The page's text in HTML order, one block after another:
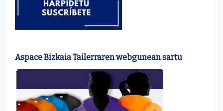
Aspace Bizkaia Tailerraren webgunean sartu